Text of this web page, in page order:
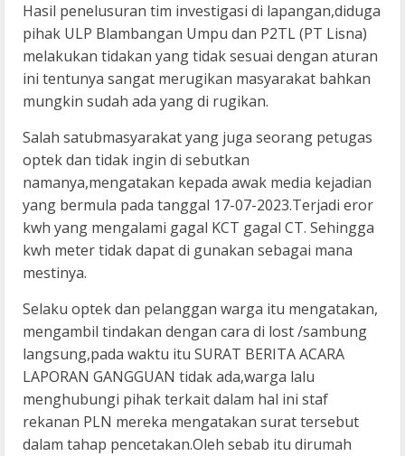
Hasil penelusuran tim investigasi di lapangan,diduga
pihak ULP Blambangan Umpu dan P2TL (PT Lisna)
melakukan tidakan yang tidak sesuai dengan aturan
ini tentunya sangat merugikan masyarakat bahkan
mungkin sudah ada yang di rugikan.
Salah satubmasyarakat yang juga seorang petugas
optek dan tidak ingin di sebutkan
namanya,mengatakan kepada awak media kejadian
yang bermula pada tanggal 17-07-2023.Terjadi eror
kwh yang mengalami gagal KCT gagal CT. Sehingga
kwh meter tidak dapat di gunakan sebagai mana
mestinya.
Selaku optek dan pelanggan warga itu mengatakan,
mengambil tindakan dengan cara di lost /sambung
langsung,pada waktu itu SURAT BERITA ACARA
LAPORAN GANGGUAN tidak ada,warga lalu
menghubungi pihak terkait dalam hal ini staf
rekanan PLN mereka mengatakan surat tersebut
dalam tahap pencetakan.Oleh sebab itu dirumah